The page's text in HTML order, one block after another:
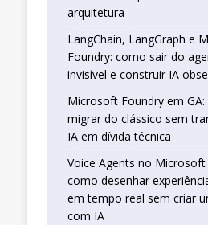
que
[ 25 de
arquitetura
LangChain, LangGraph e
Foundry: como sair do
invisível e construir IA
Microsoft Foundry em
migrar do clássico sem
IA em dívida técnica
Voice Agents no Microsoft
como desenhar
em tempo real sem criar
com IA